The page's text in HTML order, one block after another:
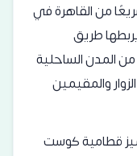
من القاهرة في
طريق
المدن الساحلية
والمقيمين
قطامية كوست